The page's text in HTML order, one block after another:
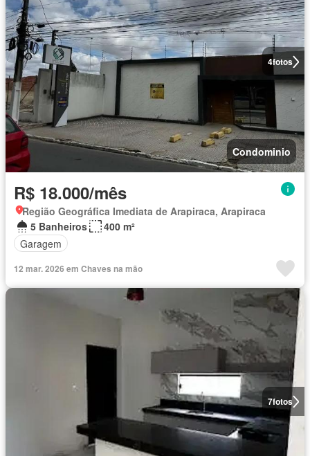
4fotos
Condominio
R$ 18.000/mês
Região Geográfica Imediata de Arapiraca, Arapiraca
5 Banheiros
400 m²
Garagem
12 mar. 2026 em Chaves na mão
7fotos